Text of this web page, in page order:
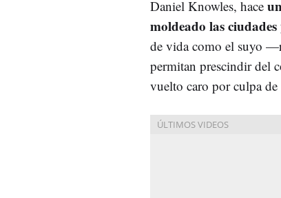
Daniel Knowles, hace
moldeado las ciudades
de vida como el suyo
permitan prescindir del
vuelto caro por culpa de